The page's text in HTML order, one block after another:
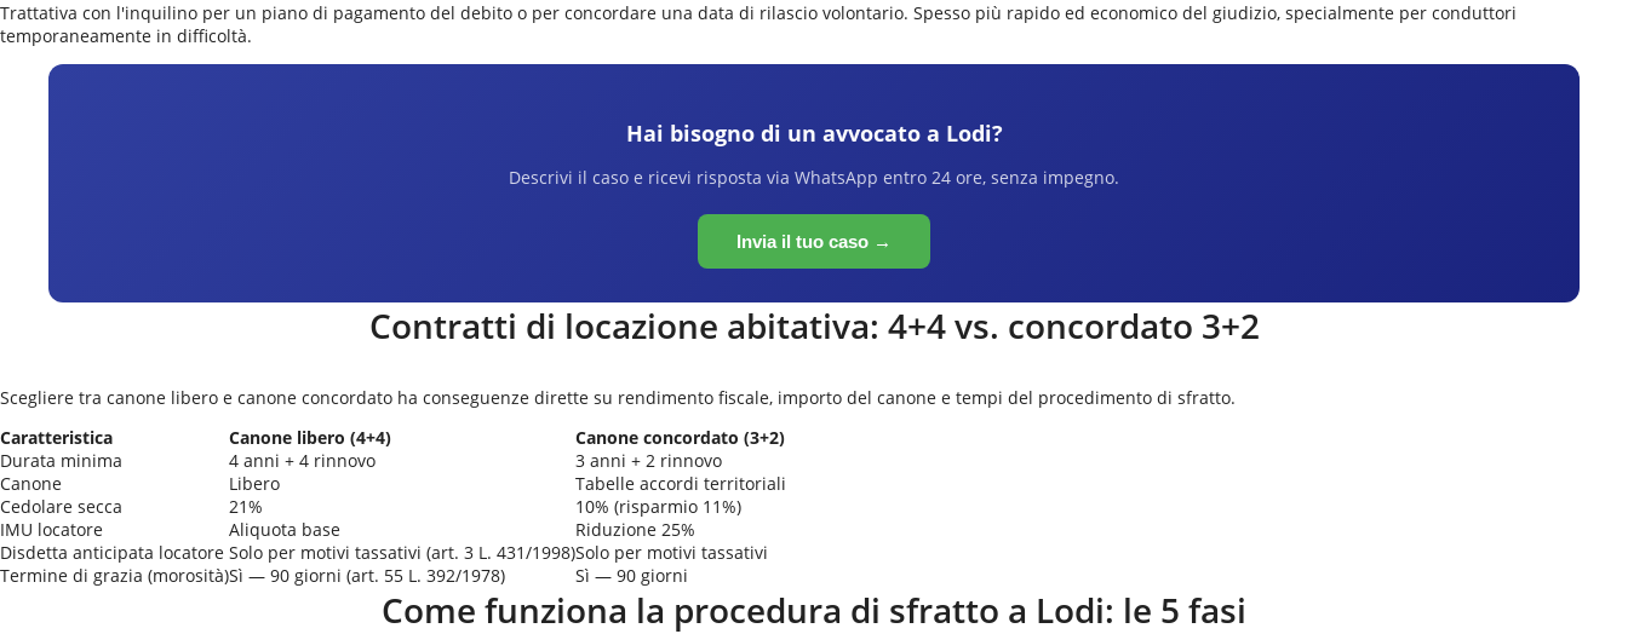
Trattativa con l'inquilino per un piano di pagamento del debito o per concordare una data di rilascio volontario. Spesso più rapido ed economico del giudizio, specialmente per conduttori
temporaneamente in difficoltà.
Hai bisogno di un avvocato a Lodi?
Descrivi il caso e ricevi risposta via WhatsApp entro 24 ore, senza impegno.
Invia il tuo caso →
Contratti di locazione abitativa: 4+4 vs. concordato 3+2
Scegliere tra canone libero e canone concordato ha conseguenze dirette su rendimento fiscale, importo del canone e tempi del procedimento di sfratto.
Caratteristica
Canone libero (4+4)
Canone concordato (3+2)
Durata minima
4 anni + 4 rinnovo
3 anni + 2 rinnovo
Canone
Libero
Tabelle accordi territoriali
Cedolare secca
21%
10% (risparmio 11%)
IMU locatore
Aliquota base
Riduzione 25%
Disdetta anticipata locatore Solo per motivi tassativi (art. 3 L. 431/1998)Solo per motivi tassativi
Termine di grazia (morosità)Sì — 90 giorni (art. 55 L. 392/1978) Sì — 90 giorni
Come funziona la procedura di sfratto a Lodi: le 5 fasi